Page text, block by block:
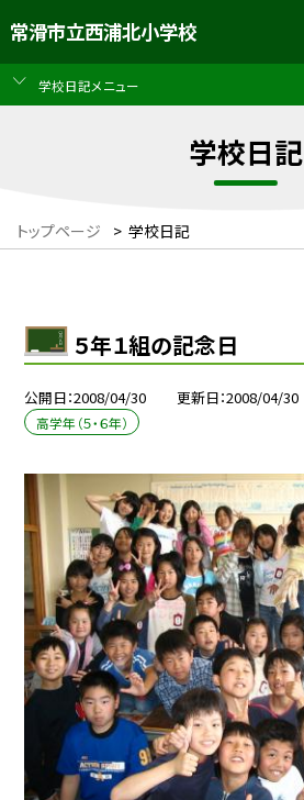
常滑市立西浦北小学校
学校日記メニュー
学校日記
トップページ > 学校日記
５年１組の記念日
公開日 2008/04/30 更新日 2008/04/30
高学年（５・６年）